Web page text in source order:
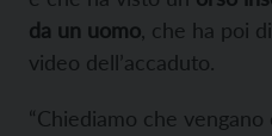
da un uomo , che ha poi
video dell’accaduto.
“Chiediamo che vengano